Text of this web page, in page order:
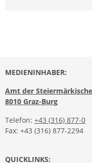
MEDIENINHABER:
Amt der
8010 Graz-Burg
Telefon: +43 (316) 877-0
Fax: +43 (316) 877-2294
QUICKLINKS: